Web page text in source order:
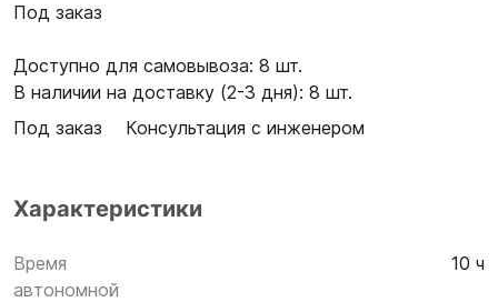
Под заказ
Доступно для самовывоза: 8 шт.
В наличии на доставку (2-3 дня): 8 шт.
Под заказ
Консультация с инженером
Характеристики
Время
автономной
10 ч